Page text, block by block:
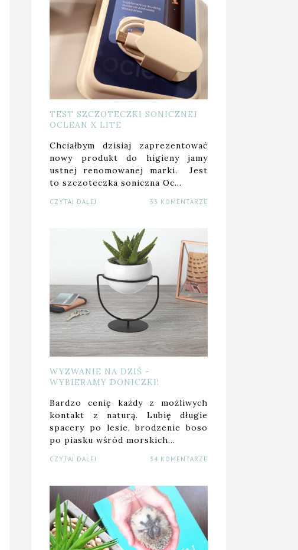
TEST SZCZOTECZKI SONICZNEJ
OCLEAN X LITE
Chciałbym dzisiaj zaprezentować
nowy produkt do higieny jamy
ustnej renomowanej marki. Jest
to szczoteczka soniczna Oc…
CZYTAJ DALEJ 33 KOMENTARZE
WYZWANIE NA DZIŚ -
WYBIERAMY DONICZKI!
Bardzo cenię każdy z możliwych
kontakt z naturą. Lubię długie
spacery po lesie, brodzenie boso
po piasku wśród morskich…
CZYTAJ DALEJ 34 KOMENTARZE